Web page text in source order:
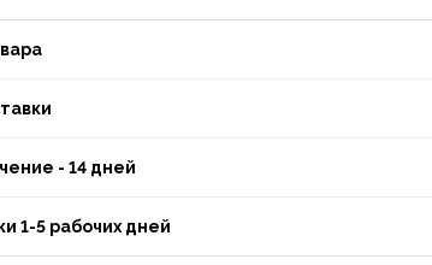
- 14 дней
1-5 рабочих дней